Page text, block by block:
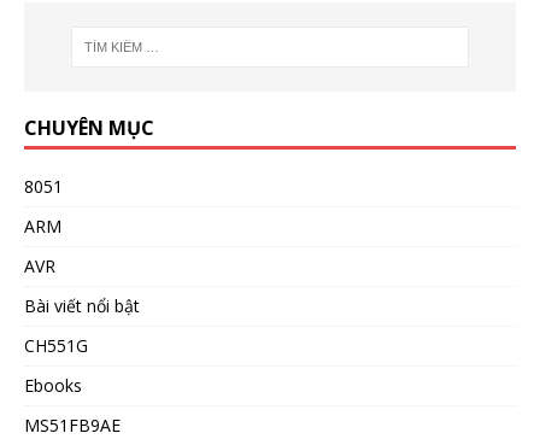
CHUYÊN MỤC
8051
ARM
AVR
Bài viết nổi bật
CH551G
Ebooks
MS51FB9AE